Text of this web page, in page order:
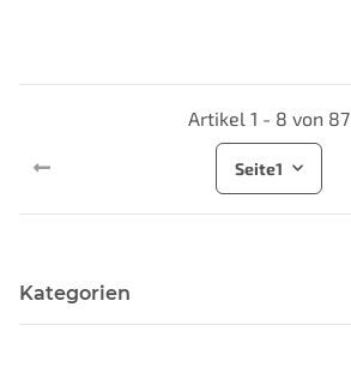
Artikel 1 - 8 von 87
Seite1
Kategorien